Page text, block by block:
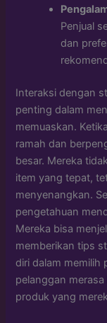
Penjual
dan
Interaksi dengan
penting dalam
memuaskan.
ramah dan
besar. Mereka
item yang tepat,
menyenangkan.
pengetahuan
Mereka bisa
memberikan tips
diri dalam memilih
pelanggan
produk yang